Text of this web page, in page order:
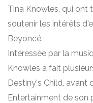
Tina Knowles, qui ont
soutenir les intérêts
Beyoncé.
Intéressée par la
Knowles a fait
Destiny's Child, avant
Entertainment de son